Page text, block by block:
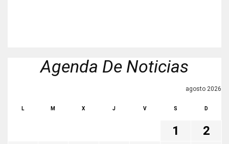
Agenda De Noticias
agosto 2026
L M X J V S D
1
2